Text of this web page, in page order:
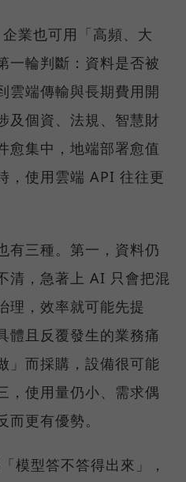
業也可用「高頻、大
一輪判斷：資料是否被
雲端傳輸與長期費用開
及個資、法規、智慧財
愈集中，地端部署愈值
，使用雲端 API 往往更
有三種。第一，資料仍
清，急著上 AI 只會把混
理，效率就可能先提
體且反覆發生的業務痛
」而採購，設備很可能
，使用量仍小、需求偶
更有優勢。
模型答不答得出來」，